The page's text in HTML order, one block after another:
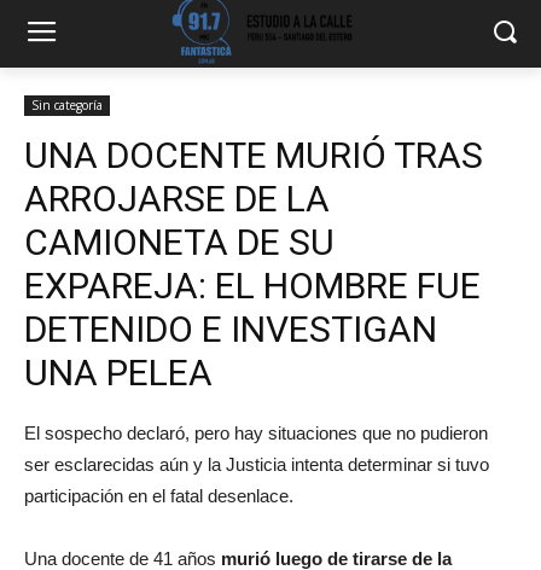
Sin categoría
UNA DOCENTE MURIÓ TRAS
ARROJARSE DE LA
CAMIONETA DE SU
EXPAREJA: EL HOMBRE FUE
DETENIDO E INVESTIGAN
UNA PELEA
El sospecho declaró, pero hay situaciones que no pudieron
ser esclarecidas aún y la Justicia intenta determinar si tuvo
participación en el fatal desenlace.
Una docente de 41 años murió luego de tirarse de la